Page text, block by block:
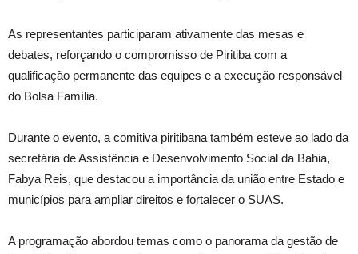
As representantes participaram ativamente das mesas e
debates, reforçando o compromisso de Piritiba com a
qualificação permanente das equipes e a execução responsável
do Bolsa Família.
Durante o evento, a comitiva piritibana também esteve ao lado da
secretária de Assistência e Desenvolvimento Social da Bahia,
Fabya Reis, que destacou a importância da união entre Estado e
municípios para ampliar direitos e fortalecer o SUAS.
A programação abordou temas como o panorama da gestão de